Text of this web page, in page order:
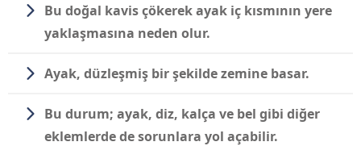
Bu doğal kavis çökerek ayak iç kısmının yere
yaklaşmasına neden olur.
Ayak, düzleşmiş bir şekilde zemine basar.
Bu durum; ayak, diz, kalça ve bel gibi diğer
eklemlerde de sorunlara yol açabilir.